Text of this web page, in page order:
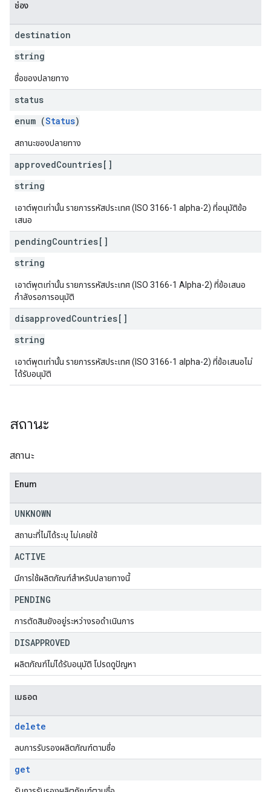
ช่อง
destination
string
ชื่อของปลายทาง
status
enum (Status)
สถานะของปลายทาง
approvedCountries[]
string
เอาต์พุตเท่านั้น รายการรหัสประเทศ (ISO 3166-1 alpha-2) ที่อนุมัติข้อ
เสนอ
pendingCountries[]
string
เอาต์พุตเท่านั้น รายการรหัสประเทศ (ISO 3166-1 Alpha-2) ที่ข้อเสนอ
กำลังรอการอนุมัติ
disapprovedCountries[]
string
เอาต์พุตเท่านั้น รายการรหัสประเทศ (ISO 3166-1 alpha-2) ที่ข้อเสนอไม่
ได้รับอนุมัติ
สถานะ
สถานะ
Enum
UNKNOWN
สถานะที่ไม่ได้ระบุ ไม่เคยใช้
ACTIVE
มีการใช้ผลิตภัณฑ์สำหรับปลายทางนี้
PENDING
การตัดสินยังอยู่ระหว่างรอดำเนินการ
DISAPPROVED
ผลิตภัณฑ์ไม่ได้รับอนุมัติ โปรดดูปัญหา
เมธอด
delete
ลบการรับรองผลิตภัณฑ์ตามชื่อ
get